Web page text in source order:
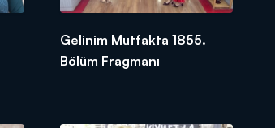
Gelinim Mutfakta 1855.
Bölüm Fragmanı